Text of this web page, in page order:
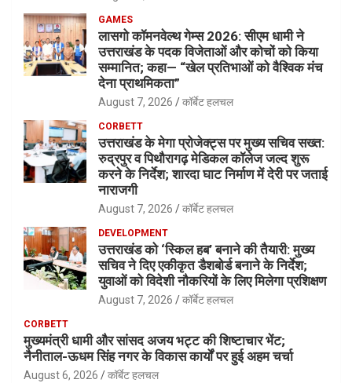
GAMES
लासगो कॉमनवेल्थ गेम्स 2026: सीएम धामी ने
उत्तराखंड के पदक विजेताओं और कोचों को किया
सम्मानित; कहा— “खेल प्रतिभाओं को वैश्विक मंच
देना प्राथमिकता”
August 7, 2026 कॉर्बेट हलचल
CORBETT
उत्तराखंड के मेगा प्रोजेक्ट्स पर मुख्य सचिव सख्त:
रुद्रपुर व पिथौरागढ़ मेडिकल कॉलेज जल्द शुरू
करने के निर्देश; शारदा घाट निर्माण में देरी पर जताई
नाराजगी
August 7, 2026 कॉर्बेट हलचल
DEVELOPMENT
उत्तराखंड को ‘स्किल हब’ बनाने की तैयारी: मुख्य
सचिव ने दिए एकीकृत डैशबोर्ड बनाने के निर्देश;
युवाओं को विदेशी नौकरियों के लिए मिलेगा प्रशिक्षण
August 7, 2026 कॉर्बेट हलचल
CORBETT
मुख्यमंत्री धामी और सांसद अजय भट्ट की शिष्टाचार भेंट;
नैनीताल-ऊधम सिंह नगर के विकास कार्यों पर हुई अहम चर्चा
August 6, 2026 कॉर्बेट हलचल